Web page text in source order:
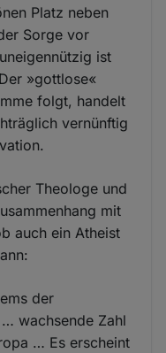
Platz neben
Sorge vor
ist
»gottlose«
folgt, handelt
vernünftig
Theologe und
mit
auch ein Atheist
der
wachsende Zahl
… Es erscheint